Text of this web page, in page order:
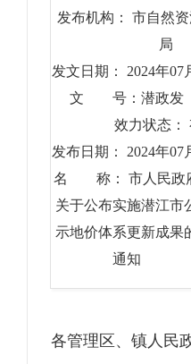
发布机构： 市自然
局
发文日期： 2024年07
文 号：潜政发〔
效力状态：
发布日期： 2024年07
名 称： 市人民政
关于公布实施潜江市
示地价体系更新成果
通知
各管理 区、镇人民